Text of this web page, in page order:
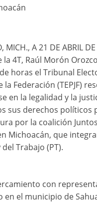
MICH., A 21 DE ABRIL
la 4T, Raúl Morón
horas el Tribunal
la Federación (TEPJF)
en la legalidad y la
sus derechos políticos
por la coalición
Michoacán, que
Trabajo (PT).
con
en el municipio de